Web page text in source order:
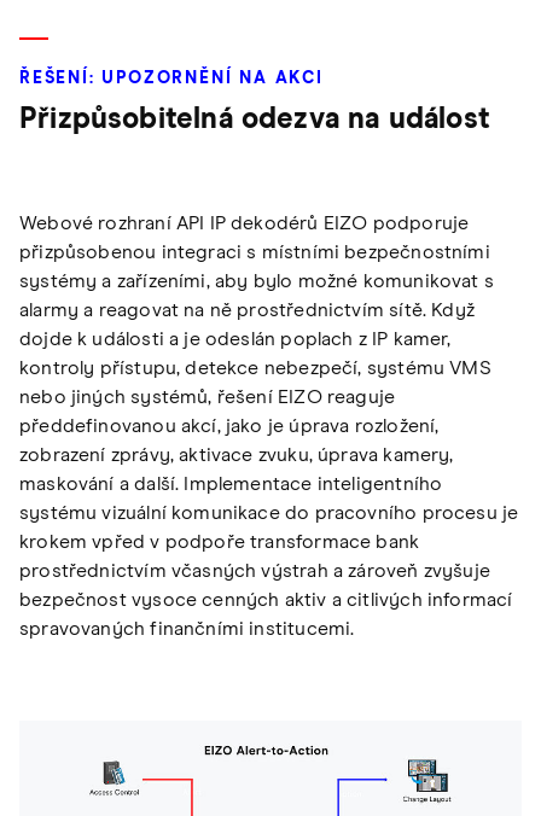
ŘEŠENÍ: UPOZORNĚNÍ NA AKCI
Přizpůsobitelná odezva na událost
Webové rozhraní API IP dekodérů EIZO podporuje
přizpůsobenou integraci s místními bezpečnostními
systémy a zařízeními, aby bylo možné komunikovat s
alarmy a reagovat na ně prostřednictvím sítě. Když
dojde k události a je odeslán poplach z IP kamer,
kontroly přístupu, detekce nebezpečí, systému VMS
nebo jiných systémů, řešení EIZO reaguje
předdefinovanou akcí, jako je úprava rozložení,
zobrazení zprávy, aktivace zvuku, úprava kamery,
maskování a další. Implementace inteligentního
systému vizuální komunikace do pracovního procesu je
krokem vpřed v podpoře transformace bank
prostřednictvím včasných výstrah a zároveň zvyšuje
bezpečnost vysoce cenných aktiv a citlivých informací
spravovaných finančními institucemi.